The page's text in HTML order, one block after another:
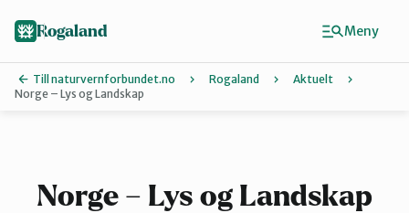
Rogaland
Till naturvernforbundet.no Rogaland
Aktuelt
Norge – Lys og Landskap
Norge – Lys og Landskap